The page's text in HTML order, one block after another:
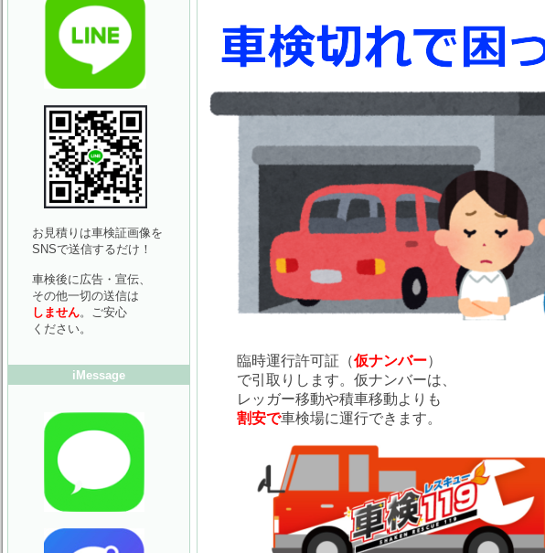
臨時運行許可証（仮ナンバー）
で引取りします。仮ナンバーは、
レッガー移動や積車移動よりも
割安で車検場に運行できます。
お見積りは車検証画像を
SNSで送信するだけ！
車検後に広告・宣伝、
その他一切の送信は
しません。ご安心
ください。
iMessage